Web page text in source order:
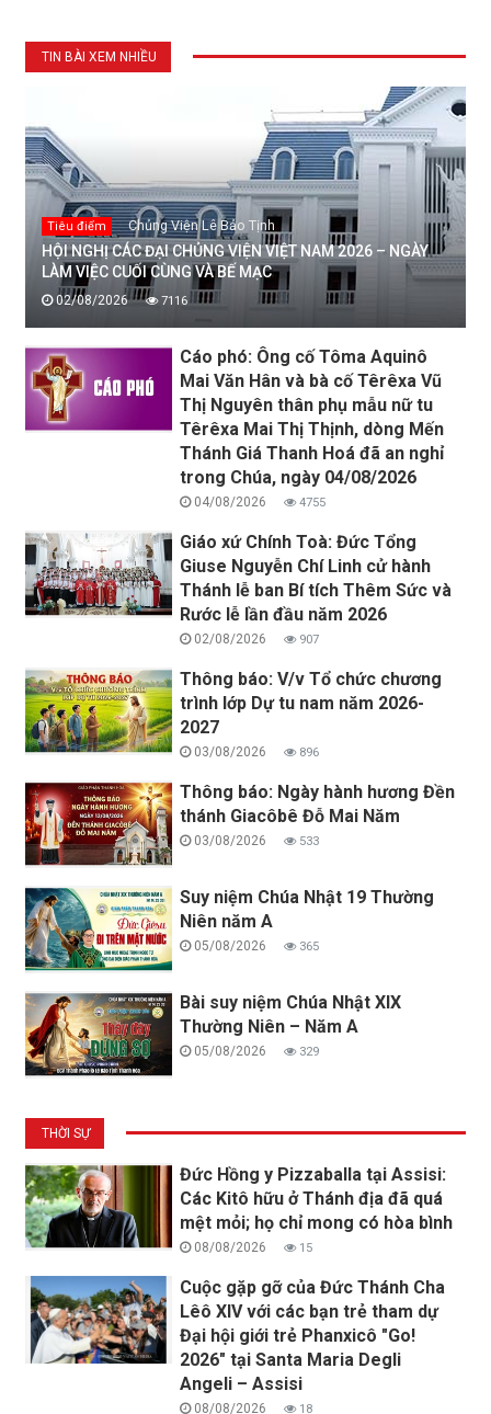
TIN BÀI XEM NHIỀU
Tiêu điểm Chủng Viện Lê Bảo Tịnh
HỘI NGHỊ CÁC ĐẠI CHỦNG VIỆN VIỆT NAM 2026 – NGÀY
LÀM VIỆC CUỐI CÙNG VÀ BẾ MẠC
02/08/2026 7116
Cáo phó: Ông cố Tôma Aquinô
Mai Văn Hân và bà cố Têrêxa Vũ
Thị Nguyên thân phụ mẫu nữ tu
Têrêxa Mai Thị Thịnh, dòng Mến
Thánh Giá Thanh Hoá đã an nghỉ
trong Chúa, ngày 04/08/2026
04/08/2026 4755
Giáo xứ Chính Toà: Đức Tổng
Giuse Nguyễn Chí Linh cử hành
Thánh lễ ban Bí tích Thêm Sức và
Rước lễ lần đầu năm 2026
02/08/2026 907
Thông báo: V/v Tổ chức chương
trình lớp Dự tu nam năm 2026-
2027
03/08/2026 896
Thông báo: Ngày hành hương Đền
thánh Giacôbê Đỗ Mai Năm
03/08/2026 533
Suy niệm Chúa Nhật 19 Thường
Niên năm A
05/08/2026 365
Bài suy niệm Chúa Nhật XIX
Thường Niên – Năm A
05/08/2026 329
THỜI SỰ
Đức Hồng y Pizzaballa tại Assisi:
Các Kitô hữu ở Thánh địa đã quá
mệt mỏi; họ chỉ mong có hòa bình
08/08/2026 15
Cuộc gặp gỡ của Đức Thánh Cha
Lêô XIV với các bạn trẻ tham dự
Đại hội giới trẻ Phanxicô "Go!
2026" tại Santa Maria Degli
Angeli – Assisi
08/08/2026 18